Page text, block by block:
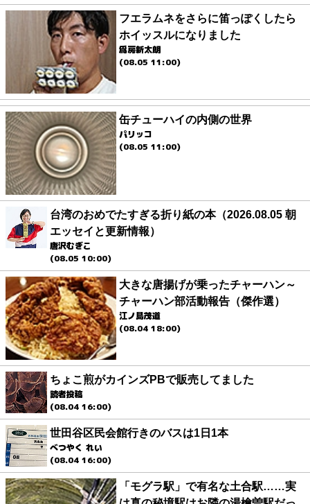
フエラムネをさらに笛っぽくしたら
ホイッスルになりました
爲房新太朗
(08.05 11:00)
缶チューハイの内側の世界
パリッコ
(08.05 11:00)
台湾のおめでたすぎる折り紙の本（2026.08.05 朝
エッセイと更新情報）
唐沢むぎこ
(08.05 10:00)
大きな唐揚げが乗ったチャーハン～
チャーハン部活動報告（傑作選）
江ノ島茂道
(08.04 18:00)
ちょこ煎がカインズPBで販売してました
読者投稿
(08.04 16:00)
世田谷区民会館行きのバスは1日1本
べつやく れい
(08.04 16:00)
「モグラ駅」で有名な土合駅……実